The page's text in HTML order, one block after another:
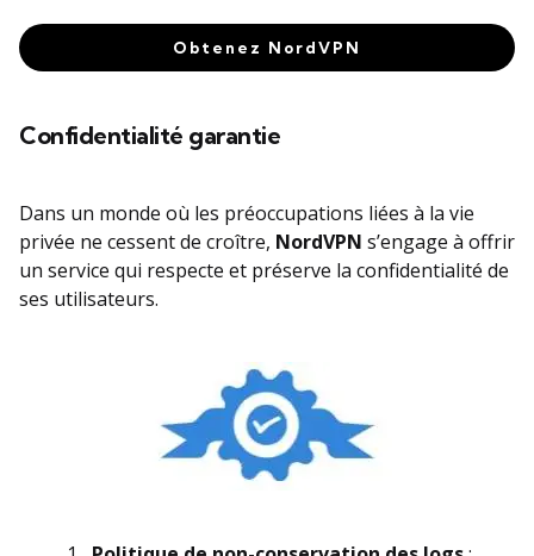
Obtenez NordVPN
Confidentialité garantie
Dans un monde où les préoccupations liées à la vie
privée ne cessent de croître, NordVPN s’engage à offrir
un service qui respecte et préserve la confidentialité de
ses utilisateurs.